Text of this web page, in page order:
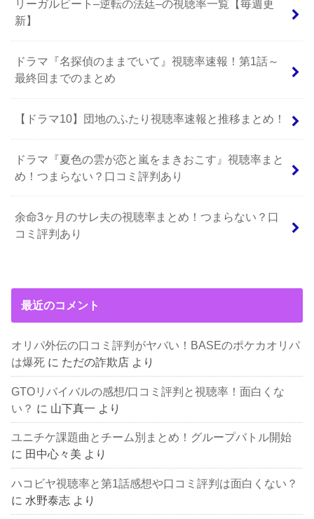
リーガルビート–逆転の法廷–の視聴率一覧【毎週更
新】
ドラマ『名探偵のままでいて』視聴率速報！第1話～
最終回までのまとめ
【ドラマ10】団地のふたり視聴率速報と推移まとめ！
ドラマ『夏色の雲が恋と嵐をまきおこす』視聴率まと
め！つまらない？口コミ評判あり
余命3ヶ月のサレ夫の視聴率まとめ！つまらない？口
コミ評判あり
最近のコメント
オリパ外伝の口コミ評判がヤバい！BASEのポケカオリパ
は爆死 に ただの詐欺店 より
GTOリバイバルの感想/口コミ評判と視聴率！面白くな
い？ に 山下真一 より
ユニチケ課題曲とチーム別まとめ！グループバトル開始
に 田中心々美 より
ハコビヤ視聴率と第1話感想や口コミ評判は面白くない？
に 水野泰志 より